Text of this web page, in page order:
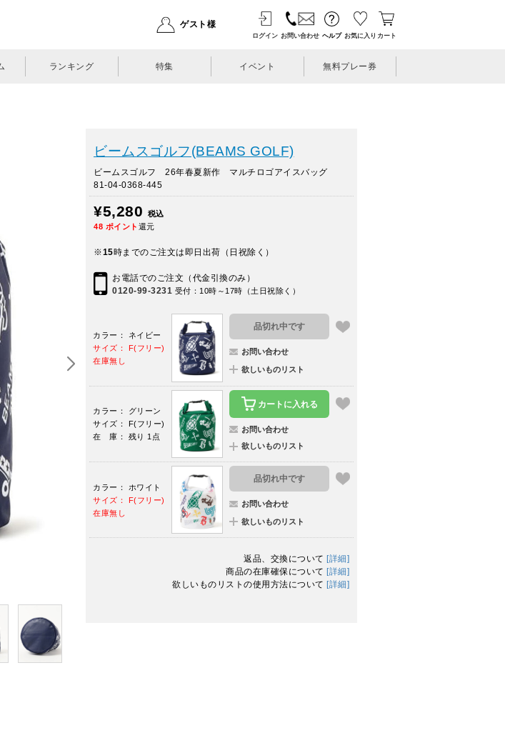
ゲスト様
ログイン お問い合わせ ヘルプ お気に入り カート
ランキング 特集 イベント 無料プレー券
ビームスゴルフ(BEAMS GOLF)
ビームスゴルフ 26年春夏新作 マルチロゴアイスバッグ
81-04-0368-445
¥5,280
税込
48 ポイント 還元
※15時までのご注文は即日出荷（日祝除く）
お電話でのご注文（代金引換のみ）
0120-99-3231 受付：10時～17時（土日祝除く）
カラー： ネイビー
サイズ： F(フリー)
在庫無し
品切れ中です
お問い合わせ
欲しいものリスト
カラー： グリーン
サイズ： F(フリー)
在 庫： 残り 1点
カートに入れる
お問い合わせ
欲しいものリスト
カラー： ホワイト
サイズ： F(フリー)
在庫無し
品切れ中です
お問い合わせ
欲しいものリスト
返品、交換について [詳細]
商品の在庫確保について [詳細]
欲しいものリストの使用方法について [詳細]